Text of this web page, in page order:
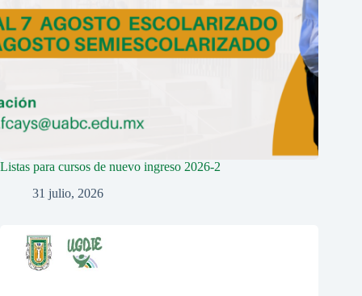
Listas para cursos de nuevo ingreso 2026-2
31 julio, 2026